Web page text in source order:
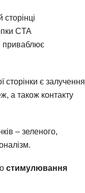
CTA
приваблює
сторінки є
а також контакту
– зеленого,
стимулювання